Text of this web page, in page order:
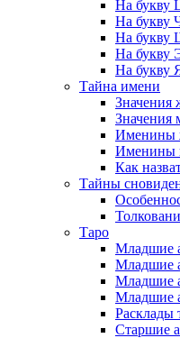
На букву
На букву
На букву
На букву
На букву
Тайна имени
Значения
Значения
Именины
Именины
Как
Тайны
Таро
Младшие
Младшие
Младшие
Младшие
Расклады
Старшие